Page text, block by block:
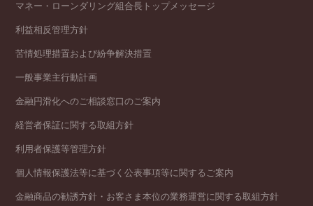
マネー・ローンダリング組合長トップメッセージ
利益相反管理方針
苦情処理措置および紛争解決措置
一般事業主行動計画
金融円滑化へのご相談窓口のご案内
経営者保証に関する取組方針
利用者保護等管理方針
個人情報保護法等に基づく公表事項等に関するご案内
金融商品の勧誘方針・お客さま本位の業務運営に関する取組方針